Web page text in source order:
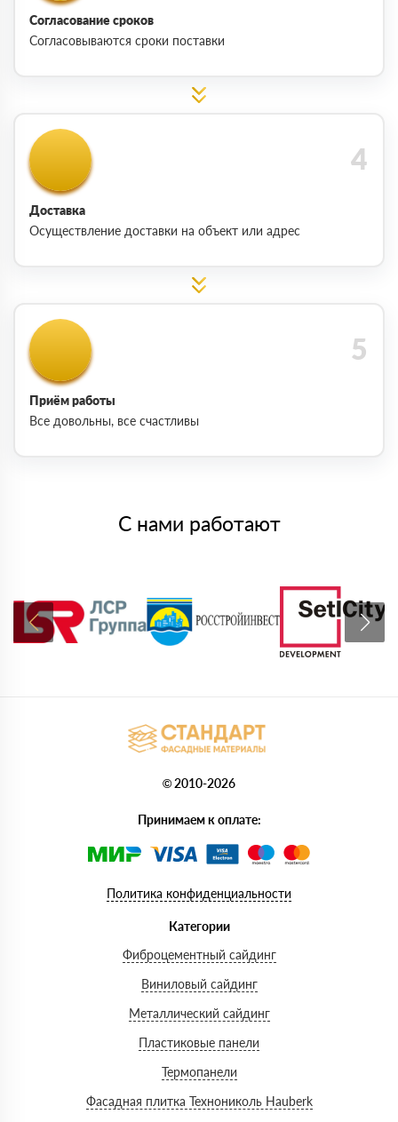
Согласование сроков
Согласовываются сроки поставки
Доставка
Осуществление доставки на объект или адрес
Приём работы
Все довольны, все счастливы
С нами работают
© 2010-2026
Принимаем к оплате:
Политика конфиденциальности
Категории
Фиброцементный сайдинг
Виниловый сайдинг
Металлический сайдинг
Пластиковые панели
Термопанели
Фасадная плитка Технониколь Hauberk